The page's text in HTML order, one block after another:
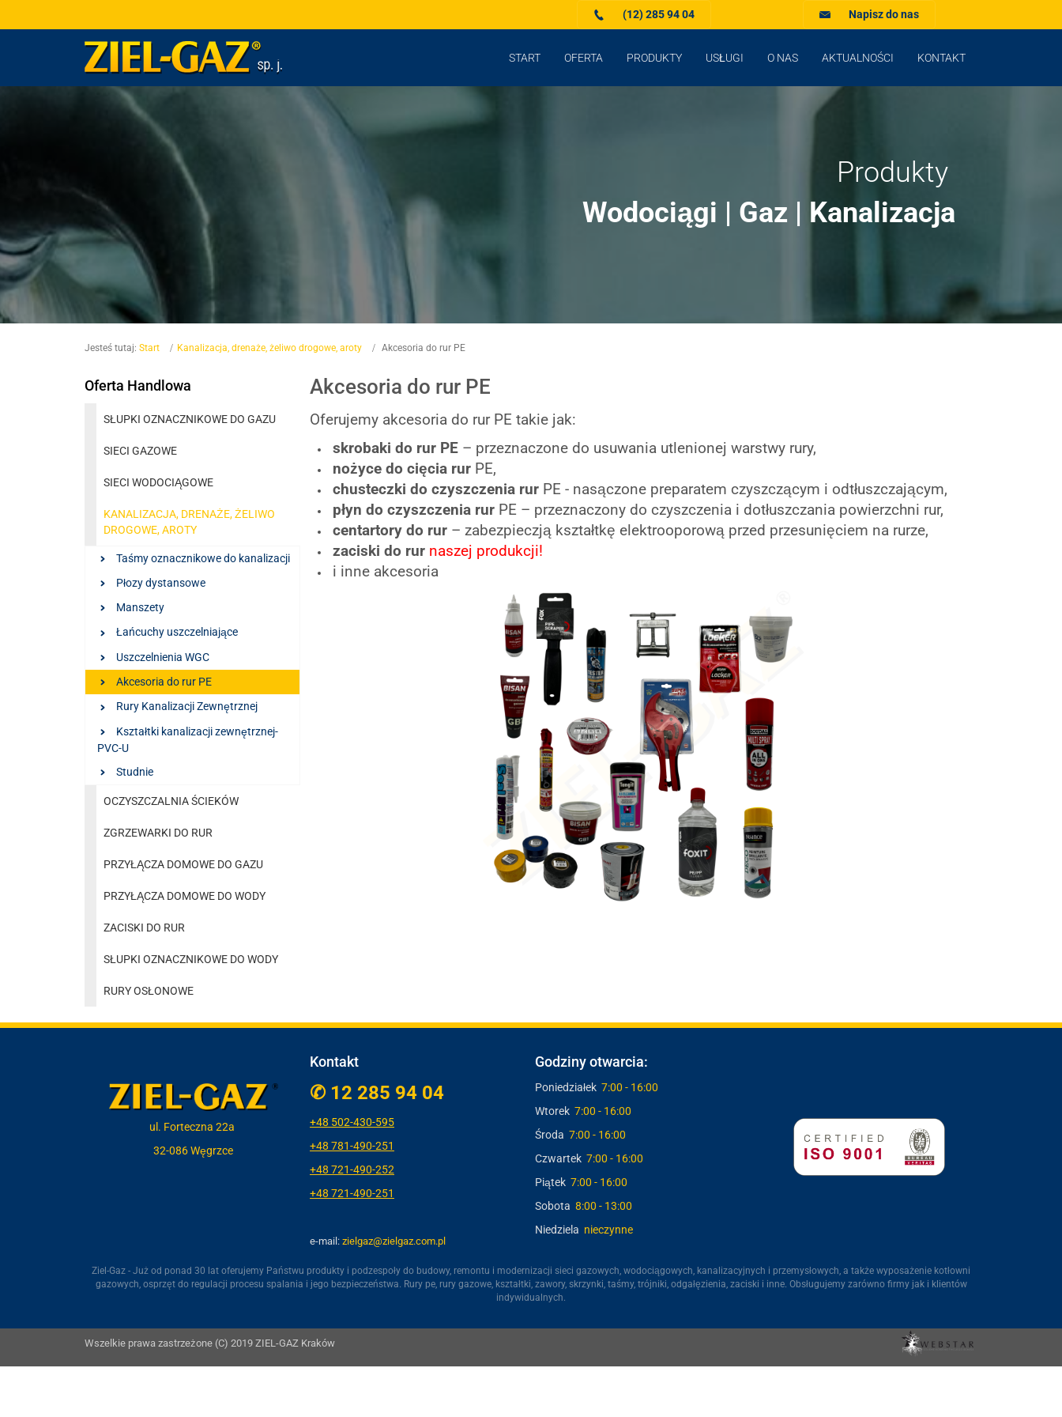
(12) 285 94 04 Napisz do nas
START OFERTA PRODUKTY USŁUGI O NAS AKTUALNOŚCI KONTAKT
Produkty
Wodociągi | Gaz | Kanalizacja
Jesteś tutaj: Start Kanalizacja, drenaże, żeliwo drogowe, aroty Akcesoria do rur PE
Oferta Handlowa
SŁUPKI OZNACZNIKOWE DO GAZU
SIECI GAZOWE
SIECI WODOCIĄGOWE
KANALIZACJA, DRENAŻE, ŻELIWO
DROGOWE, AROTY
Taśmy oznacznikowe do kanalizacji
Płozy dystansowe
Manszety
Łańcuchy uszczelniające
Uszczelnienia WGC
Akcesoria do rur PE
Rury Kanalizacji Zewnętrznej
Kształtki kanalizacji zewnętrznej-
PVC-U
Studnie
OCZYSZCZALNIA ŚCIEKÓW
ZGRZEWARKI DO RUR
PRZYŁĄCZA DOMOWE DO GAZU
PRZYŁĄCZA DOMOWE DO WODY
ZACISKI DO RUR
SŁUPKI OZNACZNIKOWE DO WODY
RURY OSŁONOWE
Akcesoria do rur PE
Oferujemy akcesoria do rur PE takie jak:
skrobaki do rur PE – przeznaczone do usuwania utlenionej warstwy rury,
nożyce do cięcia rur PE,
chusteczki do czyszczenia rur PE - nasączone preparatem czyszczącym i odtłuszczającym,
płyn do czyszczenia rur PE – przeznaczony do czyszczenia i dotłuszczania powierzchni rur,
centartory do rur – zabezpieczją kształtkę elektrooporową przed przesunięciem na rurze,
zaciski do rur naszej produkcji!
i inne akcesoria
ul. Forteczna 22a
32-086 Węgrzce
Kontakt
✆ 12 285 94 04
+48 502-430-595
+48 781-490-251
+48 721-490-252
+48 721-490-251
e-mail: zielgaz@zielgaz.com.pl
Godziny otwarcia:
Poniedziałek 7:00 - 16:00
Wtorek 7:00 - 16:00
Środa 7:00 - 16:00
Czwartek 7:00 - 16:00
Piątek 7:00 - 16:00
Sobota 8:00 - 13:00
Niedziela nieczynne
Ziel-Gaz - Już od ponad 30 lat oferujemy Państwu produkty i podzespoły do budowy, remontu i modernizacji sieci gazowych, wodociągowych, kanalizacyjnych i przemysłowych, a także wyposażenie kotłowni
gazowych, osprzęt do regulacji procesu spalania i jego bezpieczeństwa. Rury pe, rury gazowe, kształtki, zawory, skrzynki, taśmy, trójniki, odgałęzienia, zaciski i inne. Obsługujemy zarówno firmy jak i klientów
indywidualnych.
Wszelkie prawa zastrzeżone (C) 2019 ZIEL-GAZ Kraków